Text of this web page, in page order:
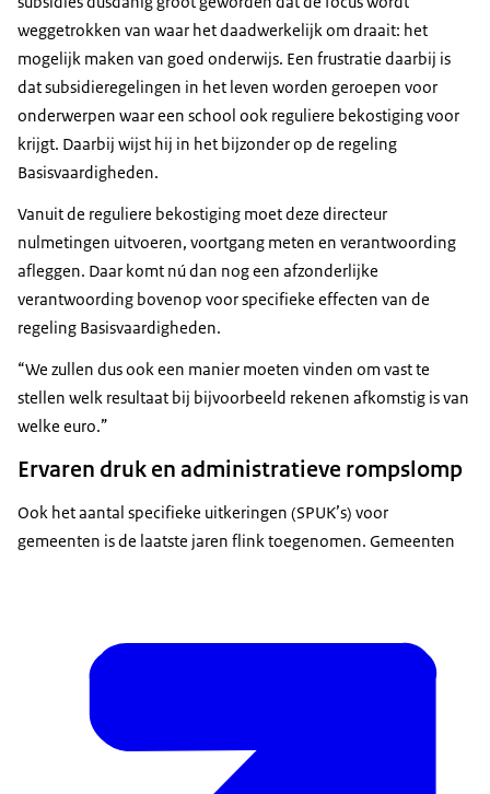
weggetrokken van waar het daadwerkelijk om draait: het
mogelijk maken van goed onderwijs. Een frustratie daarbij is
dat subsidieregelingen in het leven worden geroepen voor
onderwerpen waar een school ook reguliere bekostiging voor
krijgt. Daarbij wijst hij in het bijzonder op de regeling
Basisvaardigheden.
Vanuit de reguliere bekostiging moet deze directeur
nulmetingen uitvoeren, voortgang meten en verantwoording
afleggen. Daar komt nú dan nog een afzonderlijke
verantwoording bovenop voor specifieke effecten van de
regeling Basisvaardigheden.
We zullen dus ook een manier moeten vinden om vast te
stellen welk resultaat bij bijvoorbeeld rekenen afkomstig is van
welke euro.
Ervaren druk en administratieve rompslomp
Ook het aantal specifieke uitkeringen (SPUK’s) voor
gemeenten is de laatste jaren flink toegenomen. Gemeenten